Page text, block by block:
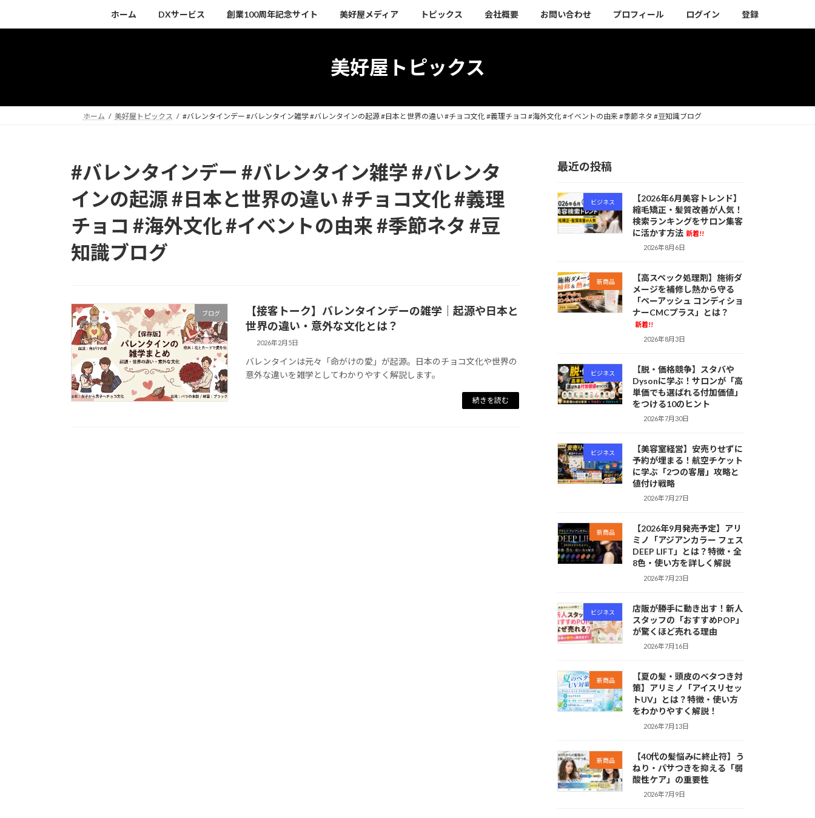
キ
に
ホーム DXサービス 創業100周年記念サイト 美好屋メディア トピックス 会社概要 お問い合わせ プロフィール ログイン 登録
美好屋トピックス
ホーム 美好屋トピックス #バレンタインデー #バレンタイン雑学 #バレンタインの起源 #日本と世界の違い #チョコ文化 #義理チョコ #海外文化 #イベントの由来 #季節ネタ #豆知識ブログ
#バレンタインデー #バレンタイン雑学 #バレンタ
インの起源 #日本と世界の違い #チョコ文化 #義理
チョコ #海外文化 #イベントの由来 #季節ネタ #豆
知識ブログ
ブログ
【接客トーク】バレンタインデーの雑学｜起源や日本と
世界の違い・意外な文化とは？
2026年2月5日
バレンタインは元々「命がけの愛」が起源。日本のチョコ文化や世界の
意外な違いを雑学としてわかりやすく解説します。
続きを読む
最近の投稿
ビジネス
【2026年6月美容トレンド】
縮毛矯正・髪質改善が人気！
検索ランキングをサロン集客
に活かす方法 新着!!
2026年8月6日
新商品
【高スペック処理剤】施術ダ
メージを補修し熱から守る
「ペーアッシュ コンディショ
ナーCMCプラス」とは？
新着!!
2026年8月3日
ビジネス
【脱・価格競争】スタバや
Dysonに学ぶ！サロンが「高
単価でも選ばれる付加価値」
をつける10のヒント
2026年7月30日
ビジネス
【美容室経営】安売りせずに
予約が埋まる！航空チケット
に学ぶ「2つの客層」攻略と
値付け戦略
2026年7月27日
新商品
【2026年9月発売予定】アリ
ミノ「アジアンカラー フェス
DEEP LIFT」とは？特徴・全
8色・使い方を詳しく解説
2026年7月23日
ビジネス
店販が勝手に動き出す！新人
スタッフの「おすすめPOP」
が驚くほど売れる理由
2026年7月16日
新商品
【夏の髪・頭皮のベタつき対
策】アリミノ「アイスリセッ
トUV」とは？特徴・使い方
をわかりやすく解説！
2026年7月13日
新商品
【40代の髪悩みに終止符】う
ねり・パサつきを抑える「弱
酸性ケア」の重要性
2026年7月9日